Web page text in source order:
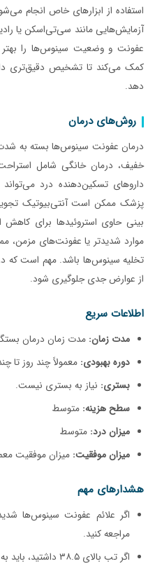
استفاده از ابزارهای خاص انجام
آزمایش‌هایی مانند سی‌تی‌اسکن یا
عفونت و وضعیت سینوس‌ها را
کمک می‌کند تا تشخیص دقیق‌تری
دهد.
روش‌های درمان
درمان عفونت سینوس‌ها بسته به
خفیف، درمان خانگی شامل
داروهای تسکین‌دهنده درد
پزشک ممکن است آنتی‌بیوتیک
بینی حاوی استروئیدها برای
موارد شدیدتر یا عفونت‌های مزمن،
تخلیه سینوس‌ها باشد. مهم است که
از عوارض جدی جلوگیری شود.
اطلاعات سریع
مدت زمان: مدت زمان درمان
دوره بهبودی: معمولاً چند روز تا
بستری: نیاز به بستری نیست.
سطح هزینه: متوسط
میزان درد: متوسط
میزان موفقیت: میزان موفقیت
هشدارهای مهم
اگر علائم عفونت سینوس‌ها
مراجعه کنید.
اگر تب بالای ۳۸.۵ داشتید، باید به پزشک مراجعه کنید.